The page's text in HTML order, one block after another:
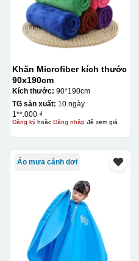
Khăn Microfiber kích thước
90x190cm
Kích thước: 90*190cm
TG sản xuất: 10 ngày
1**.000 ₫
Đăng kýhoặc Đăng nhậpđể xem giá
Áo mưa cánh dơi